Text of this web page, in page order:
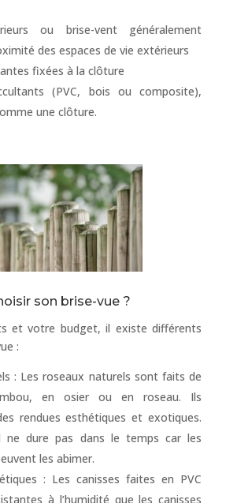
ou brise-vent généralement
des espaces de vie extérieurs
fixées à la clôture
(PVC, bois ou composite),
une clôture.
son brise-vue ?
et votre budget, il existe différents
:
: Les roseaux naturels sont faits de
en osier ou en roseau. Ils
rendues esthétiques et exotiques.
ne dure pas dans le temps car les
les abimer.
: Les canisses faites en PVC
à l’humidité que les canisses